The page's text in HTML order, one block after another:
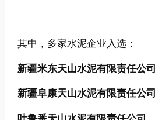
其中，多家水泥企业入选：
新疆米东天山水泥有限责任公司
新疆阜康天山水泥有限责任公司